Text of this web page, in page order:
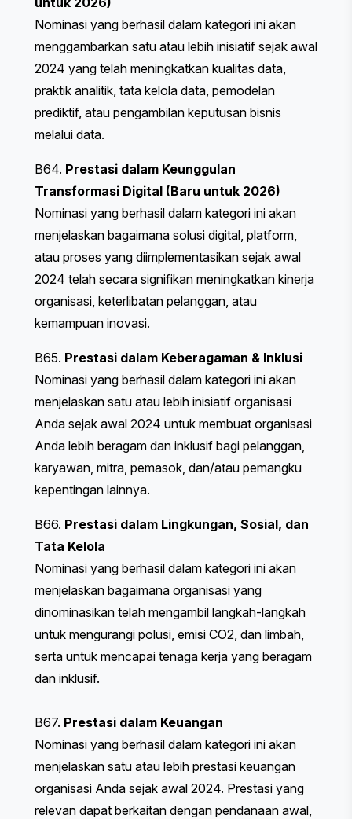
Nominasi yang berhasil dalam kategori ini akan
menggambarkan satu atau lebih inisiatif sejak awal
2024 yang telah meningkatkan kualitas data,
praktik analitik, tata kelola data, pemodelan
prediktif, atau pengambilan keputusan bisnis
melalui data.
B64. Prestasi dalam Keunggulan
Transformasi Digital (Baru untuk 2026)
Nominasi yang berhasil dalam kategori ini akan
menjelaskan bagaimana solusi digital, platform,
atau proses yang diimplementasikan sejak awal
2024 telah secara signifikan meningkatkan kinerja
organisasi, keterlibatan pelanggan, atau
kemampuan inovasi.
B65. Prestasi dalam Keberagaman & Inklusi
Nominasi yang berhasil dalam kategori ini akan
menjelaskan satu atau lebih inisiatif organisasi
Anda sejak awal 2024 untuk membuat organisasi
Anda lebih beragam dan inklusif bagi pelanggan,
karyawan, mitra, pemasok, dan/atau pemangku
kepentingan lainnya.
B66. Prestasi dalam Lingkungan, Sosial, dan
Tata Kelola
Nominasi yang berhasil dalam kategori ini akan
menjelaskan bagaimana organisasi yang
dinominasikan telah mengambil langkah-langkah
untuk mengurangi polusi, emisi CO2, dan limbah,
serta untuk mencapai tenaga kerja yang beragam
dan inklusif.
B67. Prestasi dalam Keuangan
Nominasi yang berhasil dalam kategori ini akan
menjelaskan satu atau lebih prestasi keuangan
organisasi Anda sejak awal 2024. Prestasi yang
relevan dapat berkaitan dengan pendanaan awal,